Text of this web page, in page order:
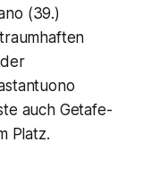
(39.)
auch Getafe-
Platz.